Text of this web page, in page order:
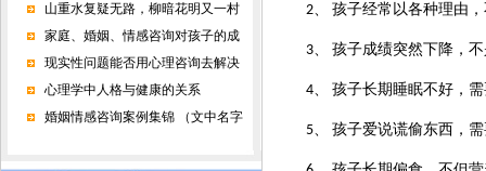
山重水复疑无路，柳暗花明又一村
家庭、婚姻、情感咨询对孩子的成
现实性问题能否用心理咨询去解决
心理学中人格与健康的关系
婚姻情感咨询案例集锦 （文中名字
2、 孩子经常以各种理由
3、 孩子成绩突然下降，
4、 孩子长期睡眠不好，
5、 孩子爱说谎偷东西，